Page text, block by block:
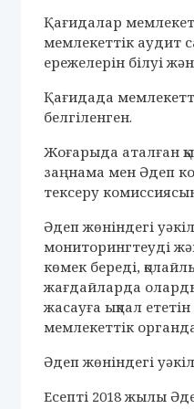
Қағидалар
мемлекеттік аудит
ережелерін білуі
Қағидада
белгіленген.
Жоғарыда аталған
заңнама мен Әдеп
тексеру
Әдеп жөніндегі
мониторингтеуді
көмек береді,
жағдайларда
жасауға ықпал
мемлекеттік
Әдеп жөніндегі
Есепті 2018 жылы